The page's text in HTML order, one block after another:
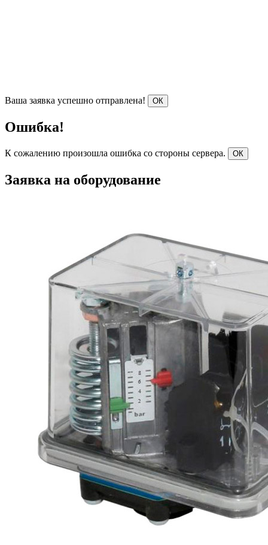
Ваша заявка успешно отправлена! ОК
Ошибка!
К сожалению произошла ошибка со стороны сервера. ОК
Заявка на оборудование